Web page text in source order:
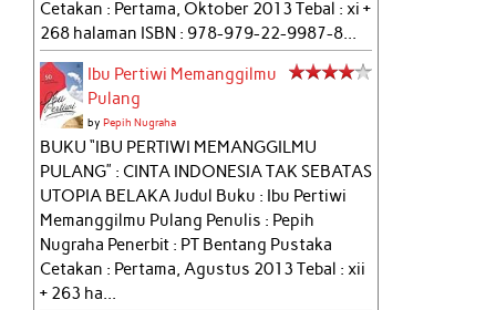
Cetakan : Pertama, Oktober 2013 Tebal : xi +
268 halaman ISBN : 978-979-22-9987-8...
Ibu Pertiwi Memanggilmu
Pulang
byPepih Nugraha
BUKU “IBU PERTIWI MEMANGGILMU
PULANG” : CINTA INDONESIA TAK SEBATAS
UTOPIA BELAKA Judul Buku : Ibu Pertiwi
Memanggilmu Pulang Penulis : Pepih
Nugraha Penerbit : PT Bentang Pustaka
Cetakan : Pertama, Agustus 2013 Tebal : xii
+ 263 ha...